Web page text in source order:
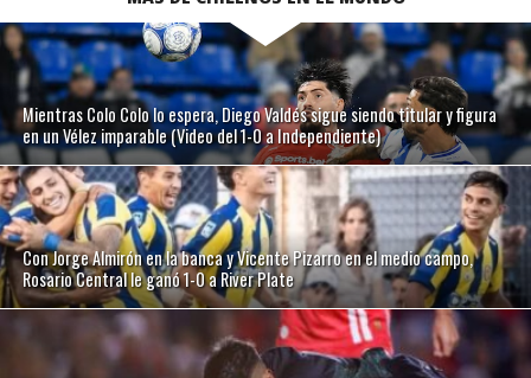
Mientras Colo Colo lo espera, Diego Valdés sigue siendo titular y figura
en un Vélez imparable (Video del 1-0 a Independiente)
Con Jorge Almirón en la banca y Vicente Pizarro en el medio campo,
Rosario Central le ganó 1-0 a River Plate